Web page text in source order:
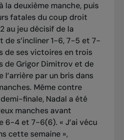
la deuxième manche, puis
fatales du coup droit
au jeu décisif de la
de s’incliner 1-6, 7-5 et 7-
de ses victoires en trois
de Grigor Dimitrov et de
l’arrière par un bris dans
Même contre
finale, Nadal a été
manches avant
6-4 et 7-6(6). « J’ai vécu
cette semaine »,